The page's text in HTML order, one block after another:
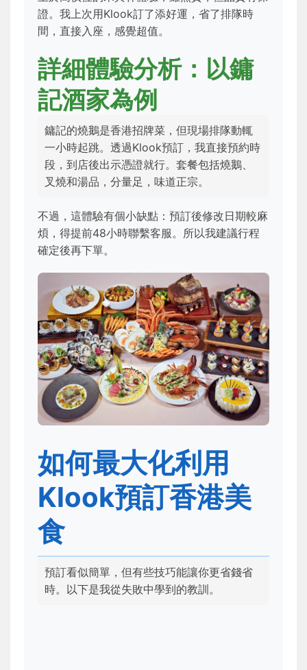
證。我上次用Klook訂了添好運，省了排隊時
間，直接入座，感覺超值。
詳細體驗分析：以鏞
記酒家為例
鏞記的燒鵝是香港招牌菜，但現場排隊動輒
一小時起跳。透過Klook預訂，我直接預約時
段，到店後出示憑證就行。套餐包括燒鵝、
叉燒和湯品，分量足，味道正宗。
不過，這體驗有個小缺點：預訂後修改日期較麻
煩，得提前48小時聯繫客服。所以我建議行程
確定後再下單。
如何最大化利用
Klook預訂香港美
食
預訂看似簡單，但有些技巧能讓你更省錢省
時。以下是我從失敗中學到的教訓。